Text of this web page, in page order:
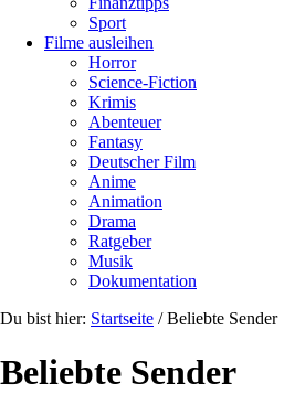
Sport
Filme ausleihen
Horror
Science-Fiction
Krimis
Abenteuer
Fantasy
Deutscher Film
Anime
Animation
Drama
Ratgeber
Musik
Dokumentation
Du bist hier: Startseite /Beliebte Sender
Beliebte Sender